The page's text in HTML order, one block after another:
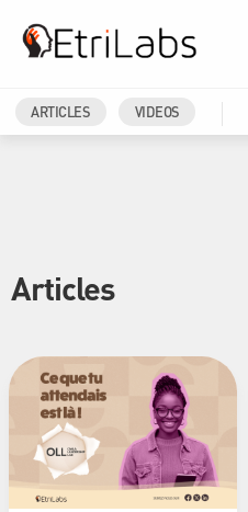
ARTICLES VIDEOS
Articles